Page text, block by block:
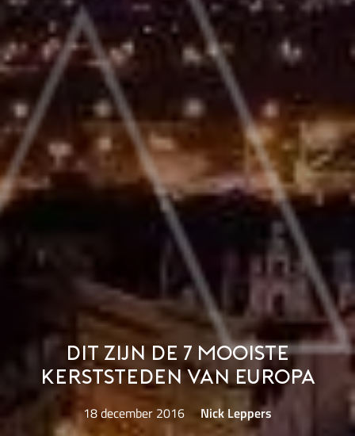
Dit zijn de 7 mooiste
kerststeden van Europa
18 december 2016 Nick Leppers